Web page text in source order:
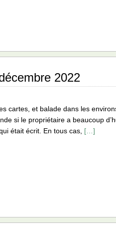
2022
cartes, et balade dans les
si le propriétaire a beaucoup
était écrit. En tous cas, […]